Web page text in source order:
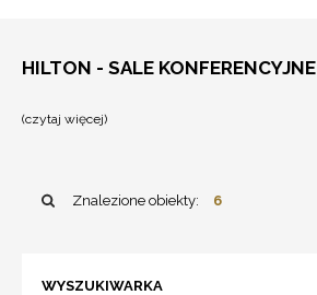
HILTON - SALE KONFERENCYJNE
(czytaj więcej)
Hotele
sprawdzone
Znalezione obiekty: 6
WYSZUKIWARKA